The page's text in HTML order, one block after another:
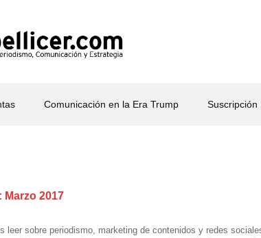
Comunicación en la Era Trump Suscripción
2017
leer sobre periodismo, marketing de contenidos y redes